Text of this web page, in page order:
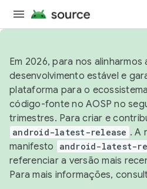
Em 2026, para nos
desenvolvimento estável e
plataforma para o
código-fonte no AOSP no
trimestres. Para criar e
android-latest-release . A
manifesto
android-latest-
referenciar a versão mais
Para mais informações,